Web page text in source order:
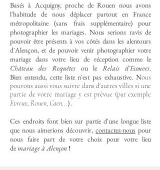
Basés à Acquigny, proche de Rouen nous avons
l'habitude de nous déplacer partout en France
métropolitaine (sans frais supplémentaire) pour
photographier les mariages. Nous serions ravis de
pouvoir être présents à vos côtés dans les alentours
d'Alençon, et de pouvoir venir photographier votre
mariage dans votre lieu de réception comme le
Château des Requêtesou leRelais d'Ecouves.
Bien entendu, cette liste n'est pas exhaustive. Nous
pouvons aussi vous suivre dans d'autres villes si une
partie de votre mariage y est prévue (par exemple
Evreux, Rouen, Caen...) .
Ces endroits font bien sur partie d'une longue liste
que nous aimerions découvrir, contactez-nous pour
nous faire part de votre choix pour votre lieu
de mariage à Alençon !